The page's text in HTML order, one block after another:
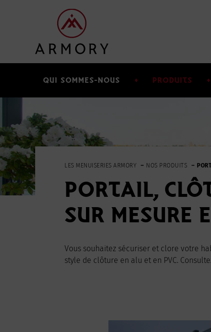
principale
QUI SOMMES-NOUS PRODUITS
LES MENUISERIES ARMORY NOS PRODUITS
PORTAIL,
SUR MESURE
Vous souhaitez sécuriser et clore votre
style de clôture en alu et en PVC.